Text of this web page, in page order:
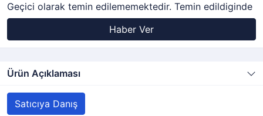
Geçici olarak temin edilememektedir. Temin edildiginde
Haber Ver
Ürün Açıklaması
Satıcıya Danış